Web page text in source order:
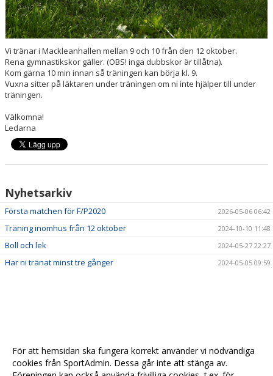
Vi tränar i Mackleanhallen mellan 9 och 10 från den 12 oktober.
Rena gymnastikskor gäller. (OBS! inga dubbskor är tillåtna).
Kom gärna 10 min innan så träningen kan börja kl. 9.
Vuxna sitter på läktaren under träningen om ni inte hjälper till under
träningen.
Välkomna!
Ledarna
Nyhetsarkiv
Första matchen för F/P2020 2026-05-06 06:42
Träning inomhus från 12 oktober 2024-10-10 11:48
Boll och lek 2024-05-27 22:27
Har ni tränat minst tre gånger 2024-05-05 09:59
För att hemsidan ska fungera korrekt använder vi nödvändiga
cookies från SportAdmin. Dessa går inte att stänga av.